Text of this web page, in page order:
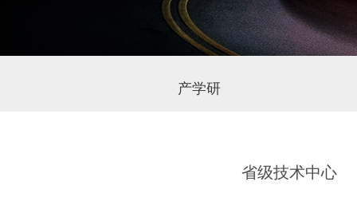
产学研
省级技术中心